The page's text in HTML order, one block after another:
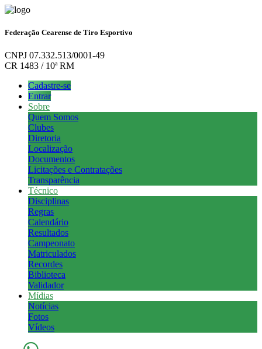
Federação Cearense de Tiro Esportivo
CNPJ 07.332.513/0001-49
CR 1483 / 10ª RM
Cadastre-se
Entrar
Sobre
Quem Somos
Clubes
Diretoria
Localização
Documentos
Licitações e Contratações
Transparência
Técnico
Disciplinas
Regras
Calendário
Resultados
Campeonato
Matriculados
Recordes
Biblioteca
Validador
Mídias
Notícias
Fotos
Vídeos